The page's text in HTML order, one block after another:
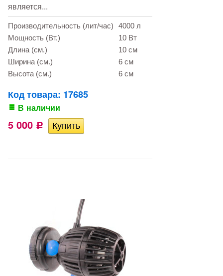
является...
Производительность (лит/час)
4000 л
Мощность (Вт.)
10 Вт
Длина (см.)
10 см
Ширина (см.)
6 см
Высота (см.)
6 см
Код товара: 17685
В наличии
5 000 Р